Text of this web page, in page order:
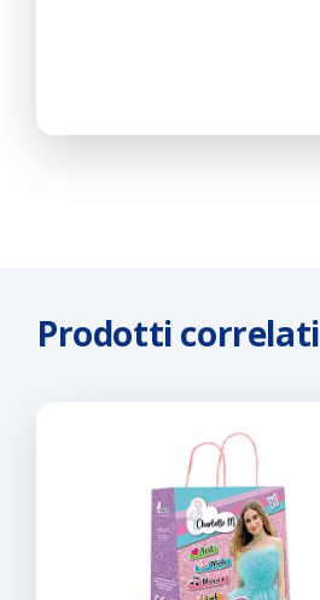
Prodotti correlati